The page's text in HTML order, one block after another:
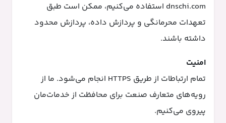
dnschi.com استفاده می‌کنیم، ممکن است طبق
تعهدات محرمانگی و پردازش داده، پردازش محدود
داشته باشند.
امنیت
تمام ارتباطات از طریق HTTPS انجام می‌شود. ما از
رویه‌های متعارف صنعت برای محافظت از خدمات‌مان
پیروی می‌کنیم.